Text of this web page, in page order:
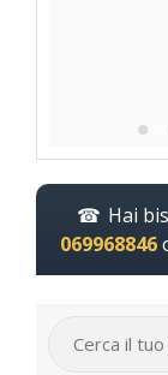
Hai
069968846